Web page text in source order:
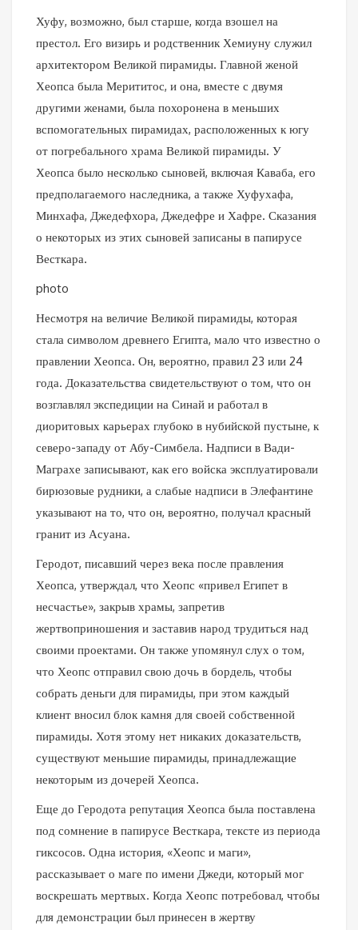
Хуфу, возможно, был старше, когда взошел на
престол. Его визирь и родственник Хемиуну служил
архитектором Великой пирамиды. Главной женой
Хеопса была Мерититос, и она, вместе с двумя
другими женами, была похоронена в меньших
вспомогательных пирамидах, расположенных к югу
от погребального храма Великой пирамиды. У
Хеопса было несколько сыновей, включая Каваба, его
предполагаемого наследника, а также Хуфухафа,
Минхафа, Джедефхора, Джедефре и Хафре. Сказания
о некоторых из этих сыновей записаны в папирусе
Весткара.
photo
Несмотря на величие Великой пирамиды, которая
стала символом древнего Египта, мало что известно о
правлении Хеопса. Он, вероятно, правил 23 или 24
года. Доказательства свидетельствуют о том, что он
возглавлял экспедиции на Синай и работал в
диоритовых карьерах глубоко в нубийской пустыне, к
северо-западу от Абу-Симбела. Надписи в Вади-
Маграхе записывают, как его войска эксплуатировали
бирюзовые рудники, а слабые надписи в Элефантине
указывают на то, что он, вероятно, получал красный
гранит из Асуана.
Геродот, писавший через века после правления
Хеопса, утверждал, что Хеопс «привел Египет в
несчастье», закрыв храмы, запретив
жертвоприношения и заставив народ трудиться над
своими проектами. Он также упомянул слух о том,
что Хеопс отправил свою дочь в бордель, чтобы
собрать деньги для пирамиды, при этом каждый
клиент вносил блок камня для своей собственной
пирамиды. Хотя этому нет никаких доказательств,
существуют меньшие пирамиды, принадлежащие
некоторым из дочерей Хеопса.
Еще до Геродота репутация Хеопса была поставлена
под сомнение в папирусе Весткара, тексте из периода
гиксосов. Одна история, «Хеопс и маги»,
рассказывает о маге по имени Джеди, который мог
воскрешать мертвых. Когда Хеопс потребовал, чтобы
для демонстрации был принесен в жертву